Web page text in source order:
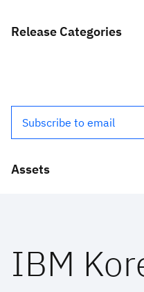
Release Categories
Subscribe to email
Assets
IBM